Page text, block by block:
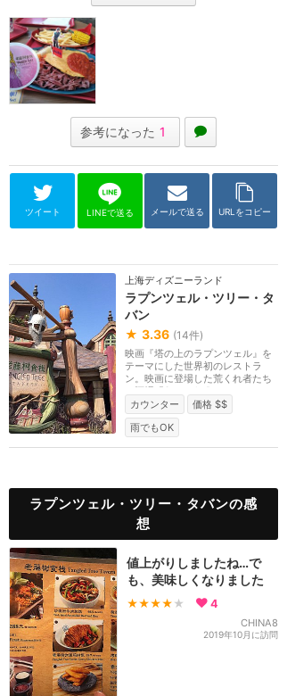
参考になった 1
ツイート LINEで送る メールで送る URLをコピー
上海ディズニーランド
ラプンツェル・ツリー・タ
バン
★ 3.36 (14件)
映画『塔の上のラプンツェル』を
テーマにした世界初のレストラ
ン。映画に登場した荒くれ者たち
の酒場「Snuggly Duc...
カウンター
価格 $$
雨でもOK
ラプンツェル・ツリー・タバンの感
想
値上がりしましたね…で
も、美味しくなりました
★★★★ ★ 4
CHINA8
2019年10月に訪問